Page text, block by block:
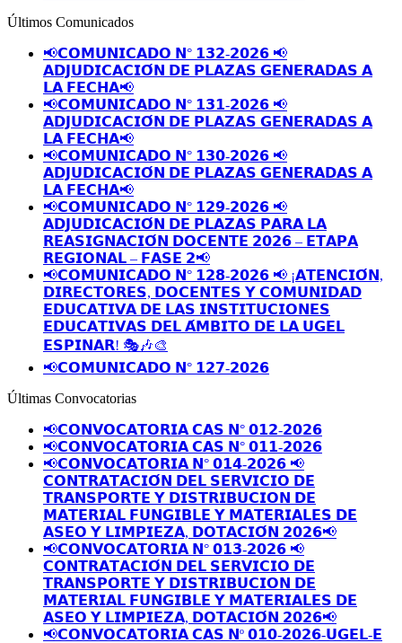
Últimos Comunicados
📢𝗖𝗢𝗠𝗨𝗡𝗜𝗖𝗔𝗗𝗢 𝗡° 𝟭𝟯𝟮-𝟮𝟬𝟮𝟲 📢
𝗔𝗗𝗝𝗨𝗗𝗜𝗖𝗔𝗖𝗜𝗢́𝗡 𝗗𝗘 𝗣𝗟𝗔𝗭𝗔𝗦 𝗚𝗘𝗡𝗘𝗥𝗔𝗗𝗔𝗦 𝗔
𝗟𝗔 𝗙𝗘𝗖𝗛𝗔📢
📢𝗖𝗢𝗠𝗨𝗡𝗜𝗖𝗔𝗗𝗢 𝗡° 𝟭𝟯𝟭-𝟮𝟬𝟮𝟲 📢
𝗔𝗗𝗝𝗨𝗗𝗜𝗖𝗔𝗖𝗜𝗢́𝗡 𝗗𝗘 𝗣𝗟𝗔𝗭𝗔𝗦 𝗚𝗘𝗡𝗘𝗥𝗔𝗗𝗔𝗦 𝗔
𝗟𝗔 𝗙𝗘𝗖𝗛𝗔📢
📢𝗖𝗢𝗠𝗨𝗡𝗜𝗖𝗔𝗗𝗢 𝗡° 𝟭𝟯𝟬-𝟮𝟬𝟮𝟲 📢
𝗔𝗗𝗝𝗨𝗗𝗜𝗖𝗔𝗖𝗜𝗢́𝗡 𝗗𝗘 𝗣𝗟𝗔𝗭𝗔𝗦 𝗚𝗘𝗡𝗘𝗥𝗔𝗗𝗔𝗦 𝗔
𝗟𝗔 𝗙𝗘𝗖𝗛𝗔📢
📢𝗖𝗢𝗠𝗨𝗡𝗜𝗖𝗔𝗗𝗢 𝗡° 𝟭𝟮𝟵-𝟮𝟬𝟮𝟲 📢
𝗔𝗗𝗝𝗨𝗗𝗜𝗖𝗔𝗖𝗜𝗢́𝗡 𝗗𝗘 𝗣𝗟𝗔𝗭𝗔𝗦 𝗣𝗔𝗥𝗔 𝗟𝗔
𝗥𝗘𝗔𝗦𝗜𝗚𝗡𝗔𝗖𝗜𝗢́𝗡 𝗗𝗢𝗖𝗘𝗡𝗧𝗘 𝟮𝟬𝟮𝟲 – 𝗘𝗧𝗔𝗣𝗔
𝗥𝗘𝗚𝗜𝗢𝗡𝗔𝗟 – 𝗙𝗔𝗦𝗘 𝟮📢
📢𝗖𝗢𝗠𝗨𝗡𝗜𝗖𝗔𝗗𝗢 𝗡° 𝟭𝟮𝟴-𝟮𝟬𝟮𝟲 📢 ¡𝗔𝗧𝗘𝗡𝗖𝗜𝗢́𝗡,
𝗗𝗜𝗥𝗘𝗖𝗧𝗢𝗥𝗘𝗦, 𝗗𝗢𝗖𝗘𝗡𝗧𝗘𝗦 𝗬 𝗖𝗢𝗠𝗨𝗡𝗜𝗗𝗔𝗗
𝗘𝗗𝗨𝗖𝗔𝗧𝗜𝗩𝗔 𝗗𝗘 𝗟𝗔𝗦 𝗜𝗡𝗦𝗧𝗜𝗧𝗨𝗖𝗜𝗢𝗡𝗘𝗦
𝗘𝗗𝗨𝗖𝗔𝗧𝗜𝗩𝗔𝗦 𝗗𝗘𝗟 𝗔́𝗠𝗕𝗜𝗧𝗢 𝗗𝗘 𝗟𝗔 𝗨𝗚𝗘𝗟
𝗘𝗦𝗣𝗜𝗡𝗔𝗥! 🎭🎶🎨
📢𝗖𝗢𝗠𝗨𝗡𝗜𝗖𝗔𝗗𝗢 𝗡° 𝟭𝟮𝟳-𝟮𝟬𝟮𝟲
Últimas Convocatorias
📢𝗖𝗢𝗡𝗩𝗢𝗖𝗔𝗧𝗢𝗥𝗜𝗔 𝗖𝗔𝗦 𝗡° 𝟬𝟭𝟮-𝟮𝟬𝟮𝟲
📢𝗖𝗢𝗡𝗩𝗢𝗖𝗔𝗧𝗢𝗥𝗜𝗔 𝗖𝗔𝗦 𝗡° 𝟬𝟭𝟭-𝟮𝟬𝟮𝟲
📢𝗖𝗢𝗡𝗩𝗢𝗖𝗔𝗧𝗢𝗥𝗜𝗔 𝗡° 𝟬𝟭𝟰-𝟮𝟬𝟮𝟲 📢
𝗖𝗢𝗡𝗧𝗥𝗔𝗧𝗔𝗖𝗜𝗢́𝗡 𝗗𝗘𝗟 𝗦𝗘𝗥𝗩𝗜𝗖𝗜𝗢 𝗗𝗘
𝗧𝗥𝗔𝗡𝗦𝗣𝗢𝗥𝗧𝗘 𝗬 𝗗𝗜𝗦𝗧𝗥𝗜𝗕𝗨𝗖𝗜𝗢𝗡 𝗗𝗘
𝗠𝗔𝗧𝗘𝗥𝗜𝗔𝗟 𝗙𝗨𝗡𝗚𝗜𝗕𝗟𝗘 𝗬 𝗠𝗔𝗧𝗘𝗥𝗜𝗔𝗟𝗘𝗦 𝗗𝗘
𝗔𝗦𝗘𝗢 𝗬 𝗟𝗜𝗠𝗣𝗜𝗘𝗭𝗔, 𝗗𝗢𝗧𝗔𝗖𝗜𝗢́𝗡 𝟮𝟬𝟮𝟲📢
📢𝗖𝗢𝗡𝗩𝗢𝗖𝗔𝗧𝗢𝗥𝗜𝗔 𝗡° 𝟬𝟭𝟯-𝟮𝟬𝟮𝟲 📢
𝗖𝗢𝗡𝗧𝗥𝗔𝗧𝗔𝗖𝗜𝗢́𝗡 𝗗𝗘𝗟 𝗦𝗘𝗥𝗩𝗜𝗖𝗜𝗢 𝗗𝗘
𝗧𝗥𝗔𝗡𝗦𝗣𝗢𝗥𝗧𝗘 𝗬 𝗗𝗜𝗦𝗧𝗥𝗜𝗕𝗨𝗖𝗜𝗢𝗡 𝗗𝗘
𝗠𝗔𝗧𝗘𝗥𝗜𝗔𝗟 𝗙𝗨𝗡𝗚𝗜𝗕𝗟𝗘 𝗬 𝗠𝗔𝗧𝗘𝗥𝗜𝗔𝗟𝗘𝗦 𝗗𝗘
𝗔𝗦𝗘𝗢 𝗬 𝗟𝗜𝗠𝗣𝗜𝗘𝗭𝗔, 𝗗𝗢𝗧𝗔𝗖𝗜𝗢́𝗡 𝟮𝟬𝟮𝟲📢
📢𝗖𝗢𝗡𝗩𝗢𝗖𝗔𝗧𝗢𝗥𝗜𝗔 𝗖𝗔𝗦 𝗡º 𝟬𝟭𝟬-𝟮𝟬𝟮𝟲-𝗨𝗚𝗘𝗟-𝗘